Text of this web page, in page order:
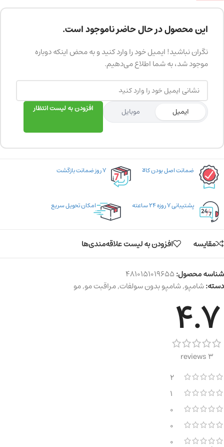
این محصول در حال حاضر ناموجود است.
نگران نباشید! ایمیل خود را وارد کنید و به محض اینکه دوباره
موجود شد، به شما اطلاع می‌دهیم.
ایمیل موبایل افزودن به لیست انتظار
ضمانت اصل بودن کالا ۷ روز ضمانت بازگشت
پشتیبانی ۷ روزه ۲۴ ساعته امکان تحویل سریع
مقایسه افزودن به لیست علاقه‌مندی‌ها
شناسه محصول:4810151019655
دسته:شامپو,شامپو بدون سولفات,مراقبت مو,مو
4.7
3 reviews
2
1
0
0
0